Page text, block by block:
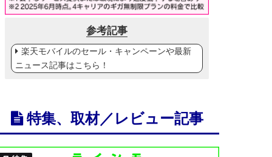
参考記事
楽天モバイルのセール・キャンペーンや最新
ニュース記事はこちら！
特集、取材／レビュー記事